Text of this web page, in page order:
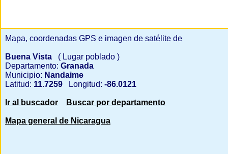
Mapa, coordenadas GPS e imagen de satélite de
Buena Vista
( Lugar poblado )
Departamento: Granada
Municipio: Nandaime
Latitud: 11.7259 Longitud: -86.0121
Ir al buscador Buscar por departamento
Mapa general de Nicaragua